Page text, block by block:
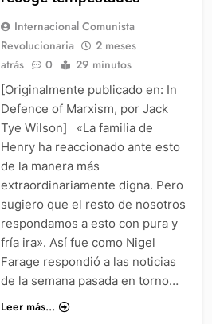
Internacional Comunista
Revolucionaria
2 meses
atrás
0 29 minutos
[Originalmente publicado en: In
Defence of Marxism, por Jack
Tye Wilson] «La familia de
Henry ha reaccionado ante esto
de la manera más
extraordinariamente digna. Pero
sugiero que el resto de nosotros
respondamos a esto con pura y
fría ira». Así fue como Nigel
Farage respondió a las noticias
de la semana pasada en torno…
Leer más...